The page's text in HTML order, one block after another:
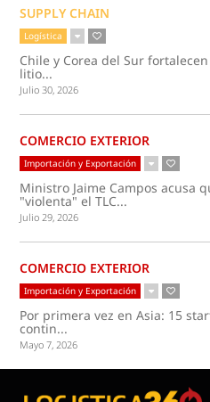
SUPPLY CHAIN
Logística
Chile y Corea del Sur
litio...
Julio 30, 2026
COMERCIO EXTERIOR
Importación y Exportación
Ministro Jaime Campos acusa
"violenta" el TLC...
Julio 29, 2026
COMERCIO EXTERIOR
Importación y Exportación
Por primera vez en Asia: 15
contin...
Mayo 7, 2026